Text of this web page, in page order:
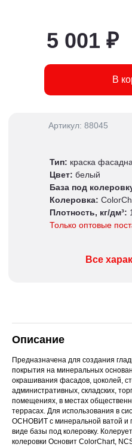
5 001 ₽
В
Артикул: 88045
Все
Тип: краска
Цвет: белый
База под
Колеровка:
Плотность, кг/дм³:
Только оптовые
Описание
Предназначена для создания
покрытия на минеральных
окрашивания фасадов, цоколей,
административных, складских,
помещениях, в местах
террасах. Для использования в
ОСНОВИТ с минеральной ватой и
виде базы под колеровку.
колеровки Основит ColorChart,